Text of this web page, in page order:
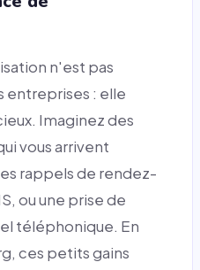
n'est pas
entreprises : elle
Imaginez des
vous arrivent
rappels de rendez-
ou une prise de
téléphonique. En
ces petits gains